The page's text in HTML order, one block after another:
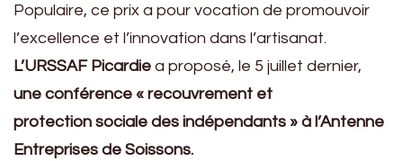
Populaire, ce prix a pour vocation de promouvoir
l’excellence et l’innovation dans l’artisanat.
L’URSSAF Picardie a proposé, le 5 juillet dernier,
une conférence « recouvrement et
protection sociale des indépendants » à l’Antenne
Entreprises de Soissons.